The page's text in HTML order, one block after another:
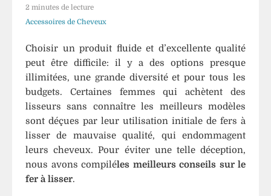
SYNTHÉTIQUES
DE
COSPLAY
PERRUQUES
BRUNES
PERRUQUES
GRISES
PERRUQUES
Blanches
Perruques
Bleue
Perruques
Brunes
Perruques
Grises
QUEUE
DE
BOUCLÉE
QUEUE
DE
CHEVAL
LISSE
De
Naturel
QUEUES
DE
Queue
De
Cheval
PERRUQUE
DE
PERRUQUE
BONNETS
DE
PERRUQUE
Bonnets
Bonnets
De
Perruque
ACCESSOIRES
Pour
Perruque
2 minutes de lecture
Accessoires de Cheveux
Choisir un produit fluide et d’excellente qualité
peut être difficile: il y a des options presque
illimitées, une grande diversité et pour tous les
budgets. Certaines femmes qui achètent des
lisseurs sans connaître les meilleurs modèles
sont déçues par leur utilisation initiale de fers à
lisser de mauvaise qualité, qui endommagent
leurs cheveux. Pour éviter une telle déception,
nous avons compiléles meilleurs conseils sur le
fer à lisser.